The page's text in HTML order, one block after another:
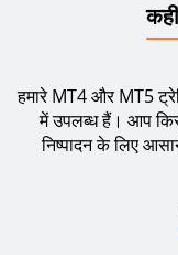
हमारे MT4 और MT5
में उपलब्ध हैं। आप
निष्पादन के लिए